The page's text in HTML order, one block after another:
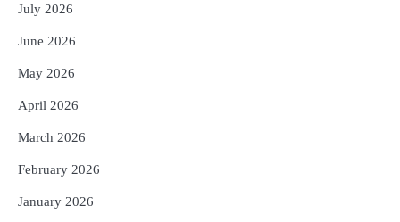
5
July 2026
June 2026
May 2026
April 2026
March 2026
February 2026
January 2026